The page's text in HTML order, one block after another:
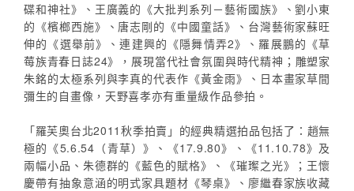
碟和神社》、王廣義的《大批判系列－藝術國族》、劉小東
的《檳榔西施》、唐志剛的《中國童話》、台灣藝術家蘇旺
伸的《選舉前》、連建興的《隱舞情弄2》、羅展鵬的《草
莓族青春日誌24》，展現當代社會氛圍與時代精神；雕塑家
朱銘的太極系列與李真的代表作《黃金雨》、日本畫家草間
彌生的自畫像，天野喜孝亦有重量級作品參拍。
「羅芙奧台北2011秋季拍賣」的經典精選拍品包括了：趙無
極的《5.6.54（青草）》、《17.9.80》、《11.10.78》及
兩幅小品、朱德群的《藍色的賦格》、《璀璨之光》；王懷
慶帶有抽象意涵的明式家具題材《琴桌》、廖繼春家族收藏